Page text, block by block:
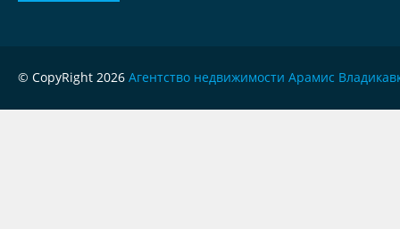
© CopyRight 2026 Агентство недвижимости Арамис